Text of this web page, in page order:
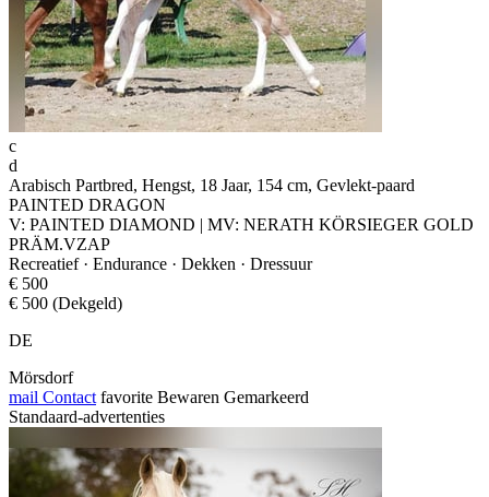
c
d
Arabisch Partbred, Hengst, 18 Jaar, 154 cm, Gevlekt-paard
PAINTED DRAGON
V: PAINTED DIAMOND | MV: NERATH KÖRSIEGER GOLD
PRÄM.VZAP
Recreatief · Endurance · Dekken · Dressuur
€ 500
€ 500 (Dekgeld)
DE
Mörsdorf
mail Contact favorite Bewaren Gemarkeerd
Standaard-advertenties